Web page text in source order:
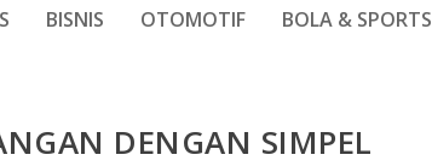
BISNIS OTOMOTIF BOLA & SPORTS
DENGAN SIMPEL